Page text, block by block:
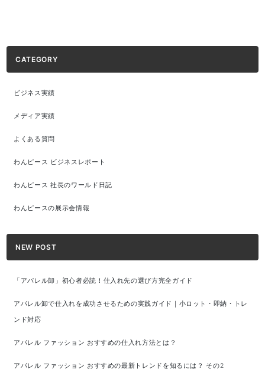
CATEGORY
ビジネス実績
メディア実績
よくある質問
わんピース ビジネスレポート
わんピース 社長のワールド日記
わんピースの展示会情報
NEW POST
「アパレル卸」初心者必読！仕入れ先の選び方完全ガイド
アパレル卸で仕入れを成功させるための実践ガイド｜小ロット・即納・トレ
ンド対応
アパレル ファッション おすすめの仕入れ方法とは？
アパレル ファッション おすすめの最新トレンドを知るには？ その2